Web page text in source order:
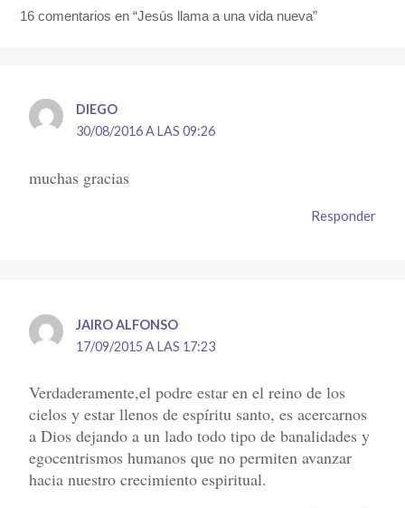
16 comentarios en “Jesús llama a una vida nueva”
DIEGO
30/08/2016 A LAS 09:26
muchas gracias
Responder
JAIRO ALFONSO
17/09/2015 A LAS 17:23
Verdaderamente,el podre estar en el reino de los
cielos y estar llenos de espíritu santo, es acercarnos
a Dios dejando a un lado todo tipo de banalidades y
egocentrismos humanos que no permiten avanzar
hacia nuestro crecimiento espiritual.